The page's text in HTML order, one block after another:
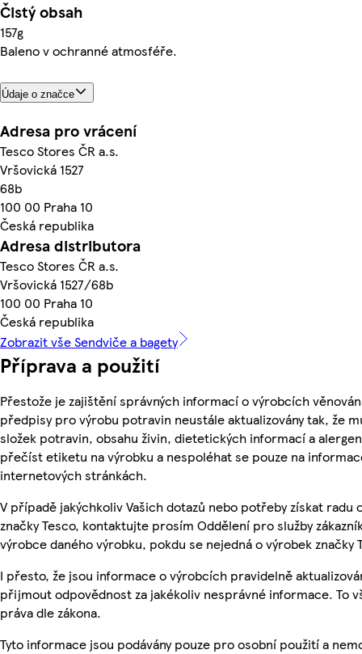
Čistý obsah
157g
Baleno v ochranné atmosféře.
Údaje o značce
Adresa pro vrácení
Tesco Stores ČR a.s.
Vršovická 1527
68b
100 00 Praha 10
Česká republika
Adresa distributora
Tesco Stores ČR a.s.
Vršovická 1527/68b
100 00 Praha 10
Česká republika
Zobrazit vše Sendviče a bagety
Příprava a použití
Přestože je zajištění správných informací o výrobcích
předpisy pro výrobu potravin neustále aktualizovány tak, že
složek potravin, obsahu živin, dietetických informací a
přečíst etiketu na výrobku a nespoléhat se pouze na
internetových stránkách.
V případě jakýchkoliv Vašich dotazů nebo potřeby získat radu
značky Tesco, kontaktujte prosím Oddělení pro služby
výrobce daného výrobku, pokdu se nejedná o výrobek značky
I přesto, že jsou informace o výrobcích pravidelně
přijmout odpovědnost za jakékoliv nesprávné informace. To
práva dle zákona.
Tyto informace jsou podávány pouze pro osobní použití a